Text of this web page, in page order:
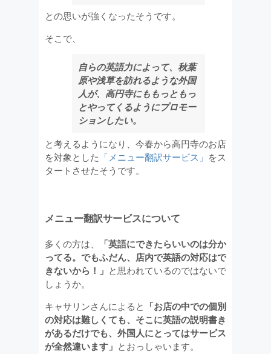
との思いが強くなったそうです。
そこで、
自らの英語力によって、秋葉
原や浅草を訪れるような外国
人が、高円寺にももっともっ
とやってくるようにプロモー
ションしたい。
と考えるようになり、今春から高円寺のお店
を対象とした 「メニュー翻訳サービス」 をス
タートさせたそうです。
メニュー翻訳サービスについて
多くの方は、
「英語にできたらいいのは分か
ってる。でもふだん、店内で英語の対応はで
きないから！」 と思われているのではないで
しょうか。
キャサリンさんによると 「お店の中での個別
の対応は難しくても、そこに英語の説明書き
があるだけでも、外国人にとってはサービス
が全然違います」 とおっしゃいます。